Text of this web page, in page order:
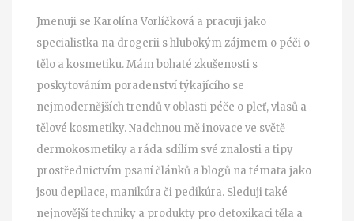
Jmenuji se Karolína Vorlíčková a pracuji jako
specialistka na drogerii s hlubokým zájmem o péči o
tělo a kosmetiku. Mám bohaté zkušenosti s
poskytováním poradenství týkajícího se
nejmodernějších trendů v oblasti péče o pleť, vlasů a
tělové kosmetiky. Nadchnou mě inovace ve světě
dermokosmetiky a ráda sdílím své znalosti a tipy
prostřednictvím psaní článků a blogů na témata jako
jsou depilace, manikúra či pedikúra. Sleduji také
nejnovější techniky a produkty pro detoxikaci těla a